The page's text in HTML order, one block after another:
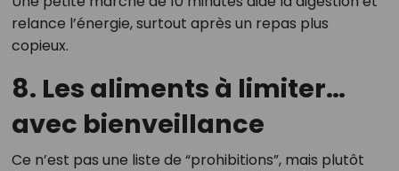
relance l’énergie, surtout après un repas plus
copieux.
8. Les aliments à limiter…
avec bienveillance
Ce n’est pas une liste de “prohibitions”, mais plutôt